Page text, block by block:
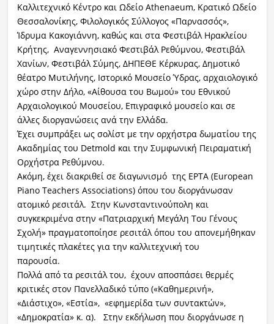
Καλλιτεχνικό Κέντρο και Ωδείο Athenaeum, Κρατικό Ωδείο
Θεσσαλονίκης, Φιλολογικός Σύλλογος «Παρνασσός»,
Ίδρυμα Κακογιάννη, καθώς και στα Φεστιβάλ Ηρακλείου
Κρήτης, Αναγεννησιακό Φεστιβάλ Ρεθύμνου, Φεστιβάλ
Χανίων, Φεστιβάλ Σύμης, ΔΗΠΕΘΕ Κέρκυρας, Δημοτικό
θέατρο Μυτιλήνης, Ιστορικό Μουσείο Ύδρας, αρχαιολογικό
χώρο στην Δήλο, «Αίθουσα του Βωμού» του Εθνικού
Αρχαιολογικού Μουσείου, Επιγραφικό μουσείο και σε
άλλες διοργανώσεις ανά την Ελλάδα.
Έχει συμπράξει ως σολίστ με την ορχήστρα δωματίου της
Ακαδημίας του Detmold και την Συμφωνική Πειραματική
Ορχήστρα Ρεθύμνου.
Ακόμη, έχει διακριθεί σε διαγωνισμό της EPTA (European
Piano Teachers Associations) όπου του διοργάνωσαν
ατομικό ρεσιτάλ. Στην Κωνσταντινούπολη και
συγκεκριμένα στην «Πατριαρχική Μεγάλη Του Γένους
Σχολή» πραγματοποίησε ρεσιτάλ όπου του απονεμήθηκαν
τιμητικές πλακέτες για την καλλιτεχνική του
παρουσία.
Πολλά από τα ρεσιτάλ του, έχουν αποσπάσει θερμές
κριτικές στον Πανελλαδικό τύπο («Καθημερινή»,
«Διάστιχο», «Εστία», «εφημερίδα των συντακτών»,
«Δημοκρατία» κ. α). Στην εκδήλωση που διοργάνωσε η